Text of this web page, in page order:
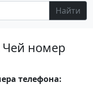
Найти
Чей номер
телефона: